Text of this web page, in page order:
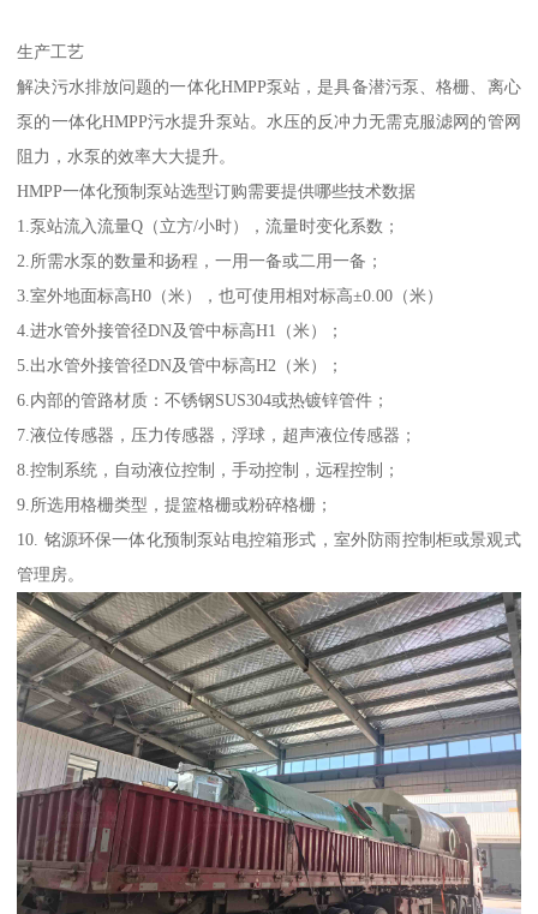
生产工艺
解决污水排放问题的一体化HMPP泵站，是具备潜污泵、格栅、离心
泵的一体化HMPP污水提升泵站。水压的反冲力无需克服滤网的管网
阻力，水泵的效率大大提升。
HMPP一体化预制泵站选型订购需要提供哪些技术数据
1.泵站流入流量Q（立方/小时），流量时变化系数；
2.所需水泵的数量和扬程，一用一备或二用一备；
3.室外地面标高H0（米），也可使用相对标高±0.00（米）
4.进水管外接管径DN及管中标高H1（米）；
5.出水管外接管径DN及管中标高H2（米）；
6.内部的管路材质：不锈钢SUS304或热镀锌管件；
7.液位传感器，压力传感器，浮球，超声液位传感器；
8.控制系统，自动液位控制，手动控制，远程控制；
9.所选用格栅类型，提篮格栅或粉碎格栅；
10. 铭源环保一体化预制泵站电控箱形式，室外防雨控制柜或景观式
管理房。